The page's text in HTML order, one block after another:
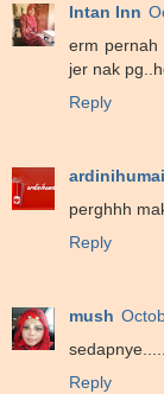
Intan Inn
erm pernah
jer nak
Reply
perghhh
Reply
mush
Reply